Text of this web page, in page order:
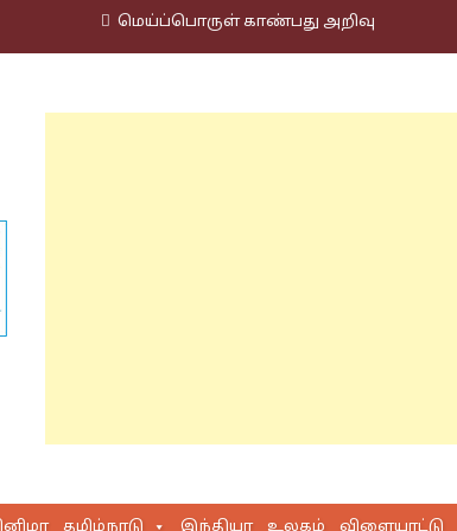
மெய்ப்பொருள் காண்பது அறிவு